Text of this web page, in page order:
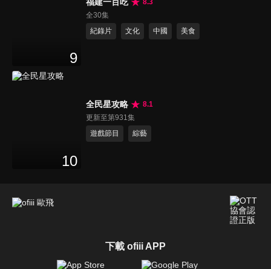
9
全30集
紀錄片
文化 中國 美食
10
全民星攻略
8.1
更新至第931集
遊戲節目
綜藝
下載 ofiii APP